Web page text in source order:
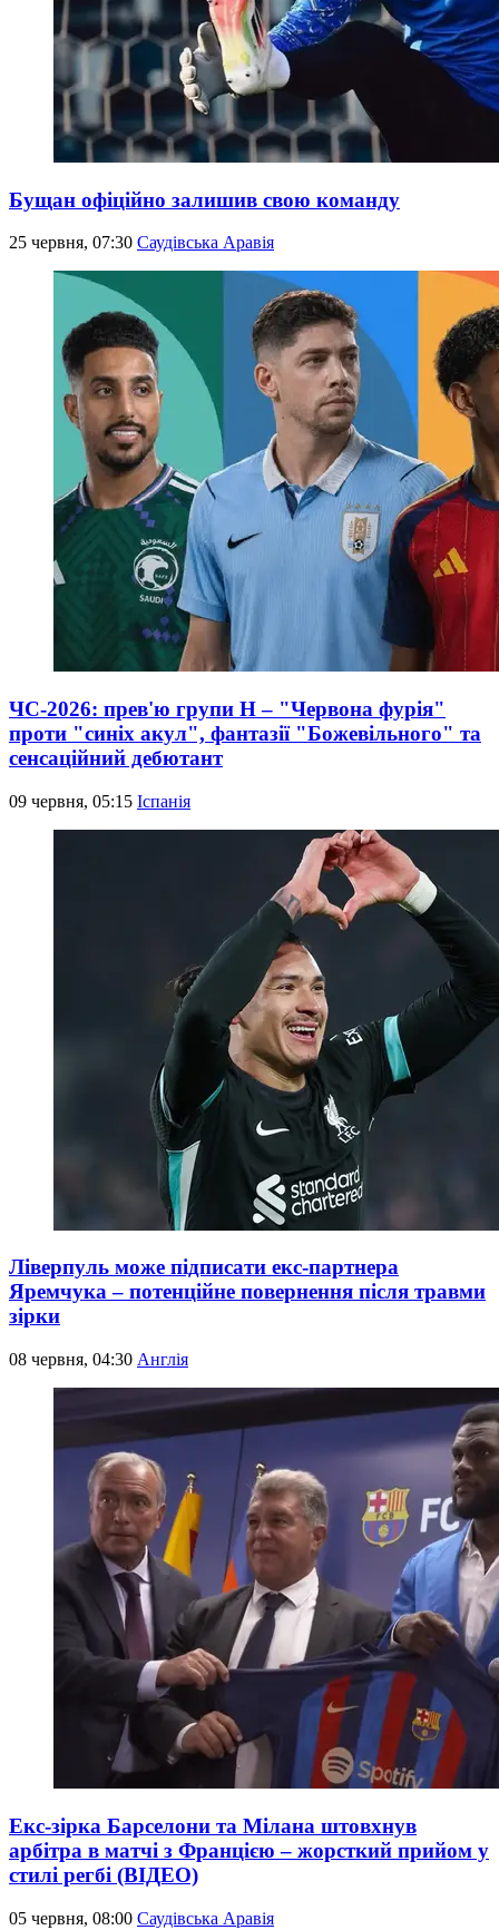
Бущан офіційно залишив свою команду
25 червня, 07:30 Саудівська Аравія
ЧС-2026: прев'ю групи Н – "Червона фурія"
проти "синіх акул", фантазії "Божевільного" та
сенсаційний дебютант
09 червня, 05:15 Іспанія
Ліверпуль може підписати екс-партнера
Яремчука – потенційне повернення після травми
зірки
08 червня, 04:30 Англія
Екс-зірка Барселони та Мілана штовхнув
арбітра в матчі з Францією – жорсткий прийом у
стилі регбі (ВІДЕО)
05 червня, 08:00 Саудівська Аравія